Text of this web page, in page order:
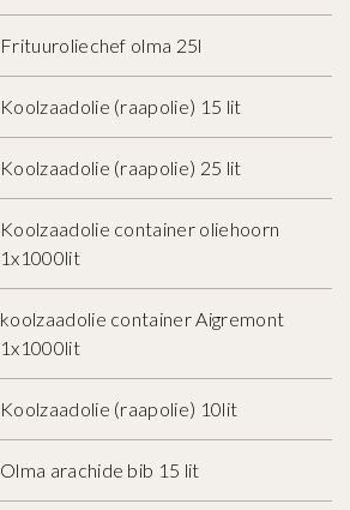
Frituuroliechef olma 25l
Koolzaadolie (raapolie) 15 lit
Koolzaadolie (raapolie) 25 lit
Koolzaadolie container oliehoorn
1x1000lit
koolzaadolie container Aigremont
1x1000lit
Koolzaadolie (raapolie) 10lit
Olma arachide bib 15 lit